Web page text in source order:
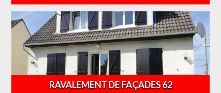
RAVALEMENT DE FAÇADES 62